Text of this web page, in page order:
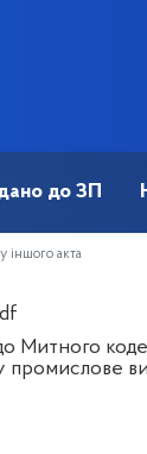
до ЗП
іншого акта
Митного
промислове